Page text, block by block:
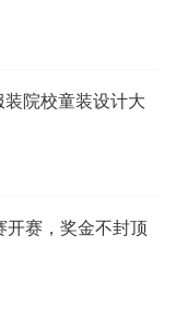
装院校童装设计大
赛，奖金不封顶